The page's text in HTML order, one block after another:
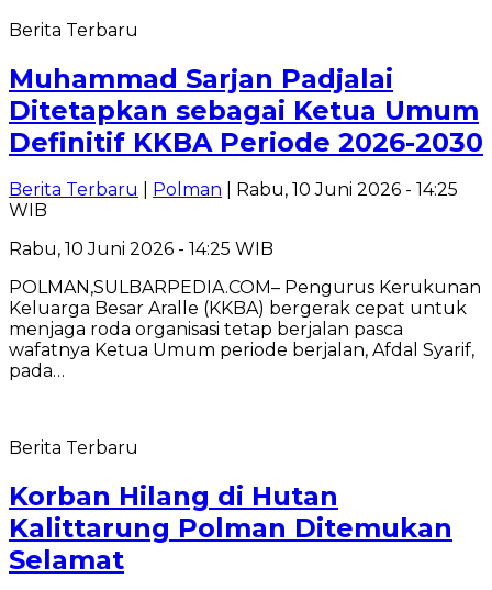
Berita Terbaru
Muhammad Sarjan Padjalai
Ditetapkan sebagai Ketua Umum
Definitif KKBA Periode 2026-2030
Berita Terbaru Polman | Rabu, 10 Juni 2026 - 14:25
WIB
Rabu, 10 Juni 2026 - 14:25 WIB
POLMAN,SULBARPEDIA.COM– Pengurus Kerukunan
Keluarga Besar Aralle (KKBA) bergerak cepat untuk
menjaga roda organisasi tetap berjalan pasca
wafatnya Ketua Umum periode berjalan, Afdal Syarif,
pada…
Berita Terbaru
Korban Hilang di Hutan
Kalittarung Polman Ditemukan
Selamat